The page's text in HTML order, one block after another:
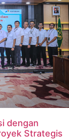
dengan
Strategis